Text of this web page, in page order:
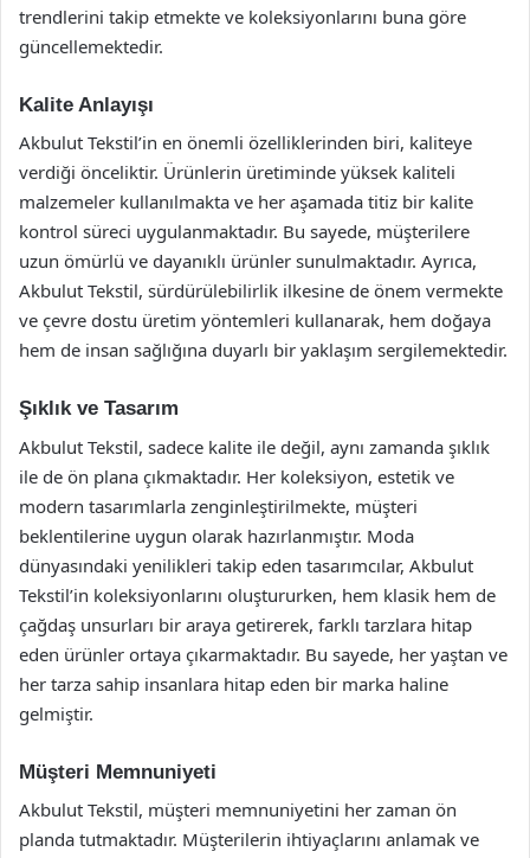
trendlerini takip etmekte ve koleksiyonlarını buna göre
güncellemektedir.
Kalite Anlayışı
Akbulut Tekstil’in en önemli özelliklerinden biri, kaliteye
verdiği önceliktir. Ürünlerin üretiminde yüksek kaliteli
malzemeler kullanılmakta ve her aşamada titiz bir kalite
kontrol süreci uygulanmaktadır. Bu sayede, müşterilere
uzun ömürlü ve dayanıklı ürünler sunulmaktadır. Ayrıca,
Akbulut Tekstil, sürdürülebilirlik ilkesine de önem vermekte
ve çevre dostu üretim yöntemleri kullanarak, hem doğaya
hem de insan sağlığına duyarlı bir yaklaşım sergilemektedir.
Şıklık ve Tasarım
Akbulut Tekstil, sadece kalite ile değil, aynı zamanda şıklık
ile de ön plana çıkmaktadır. Her koleksiyon, estetik ve
modern tasarımlarla zenginleştirilmekte, müşteri
beklentilerine uygun olarak hazırlanmıştır. Moda
dünyasındaki yenilikleri takip eden tasarımcılar, Akbulut
Tekstil’in koleksiyonlarını oluştururken, hem klasik hem de
çağdaş unsurları bir araya getirerek, farklı tarzlara hitap
eden ürünler ortaya çıkarmaktadır. Bu sayede, her yaştan ve
her tarza sahip insanlara hitap eden bir marka haline
gelmiştir.
Müşteri Memnuniyeti
Akbulut Tekstil, müşteri memnuniyetini her zaman ön
planda tutmaktadır. Müşterilerin ihtiyaçlarını anlamak ve